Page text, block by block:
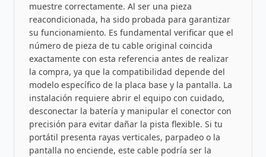
muestre correctamente. Al ser una pieza
reacondicionada, ha sido probada para garantizar
su funcionamiento. Es fundamental verificar que el
número de pieza de tu cable original coincida
exactamente con esta referencia antes de realizar
la compra, ya que la compatibilidad depende del
modelo específico de la placa base y la pantalla. La
instalación requiere abrir el equipo con cuidado,
desconectar la batería y manipular el conector con
precisión para evitar dañar la pista flexible. Si tu
portátil presenta rayas verticales, parpadeo o la
pantalla no enciende, este cable podría ser la